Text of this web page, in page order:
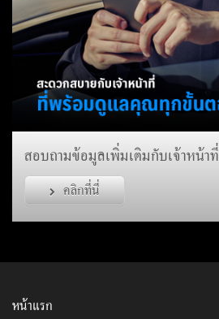
สอบถามข้อมูลเพิ่มเติมกับเจ้าหน้าที่
คลิกที่นี่
หน้าแรก